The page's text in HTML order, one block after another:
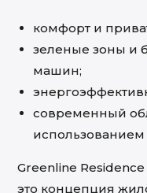
комфорт и
зеленые зоны и
машин;
современный
использованием
Greenline
это концепция